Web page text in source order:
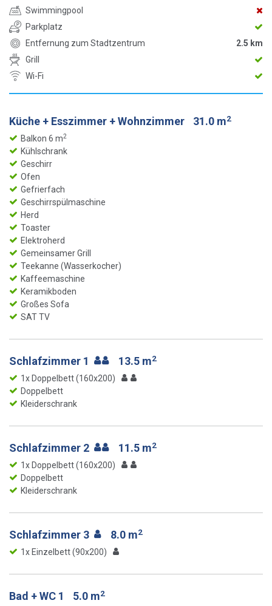
Swimmingpool
Parkplatz
Entfernung zum Stadtzentrum
2.5 km
Grill
Wi-Fi
Küche + Esszimmer + Wohnzimmer 31.0 m2
Balkon 6 m2
Kühlschrank
Geschirr
Ofen
Gefrierfach
Geschirrspülmaschine
Herd
Toaster
Elektroherd
Gemeinsamer Grill
Teekanne (Wasserkocher)
Kaffeemaschine
Keramikboden
Großes Sofa
SAT TV
Schlafzimmer 1 13.5 m2
1x Doppelbett (160x200)
Doppelbett
Kleiderschrank
Schlafzimmer 2 11.5 m2
1x Doppelbett (160x200)
Doppelbett
Kleiderschrank
Schlafzimmer 3 8.0 m2
1x Einzelbett (90x200)
Bad + WC 1 5.0 m2